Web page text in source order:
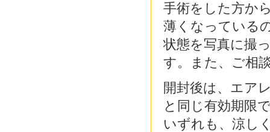
手術をした方か
薄くなっている
状態を写真に撮
す。また、ご相
開封後は、エア
と同じ有効期限
いずれも、涼し